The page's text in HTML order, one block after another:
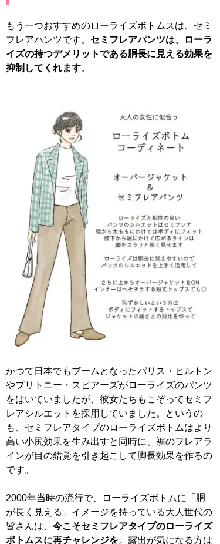
もう一つおすすめのローライズボトムスは、セミ
フレアパンツです。 セミフレアパンツは、ローラ
イズの持つデメリットである胴長に見える効果を
抑制してくれます。
かつて日本でもブームとなったパリス・ヒルトン
やブリトニー・スピアーズがローライズのパンツ
をはいていましたが、彼女たちもこぞってセミフ
レアシルエットを採用していました。というの
も、セミフレアタイプのローライズボトムはより
高い小尻効果を生み出すと同時に、裾のフレアラ
インが目の錯覚を引き起こして脚長効果を作るの
です。
2000年当時の流行で、ローライズボトムに「胴
が長く見える」イメージを持っている大人世代の
皆さんは、 今こそセミフレアタイプのローライズ
ボトムスに再チャレンジを。露出が気になる方は